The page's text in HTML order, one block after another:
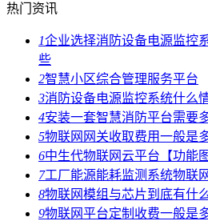
热门资讯
1企业选择消防设备电源监控
些
2智慧小区综合管理服务平台
3消防设备电源监控系统什么
4安装一套智慧消防平台需要
5物联网网关收取费用一般是
6中生代物联网云平台【功能图
7工厂能源能耗监测系统物联
8物联网模组与芯片到底有什
9物联网平台定制收费一般是